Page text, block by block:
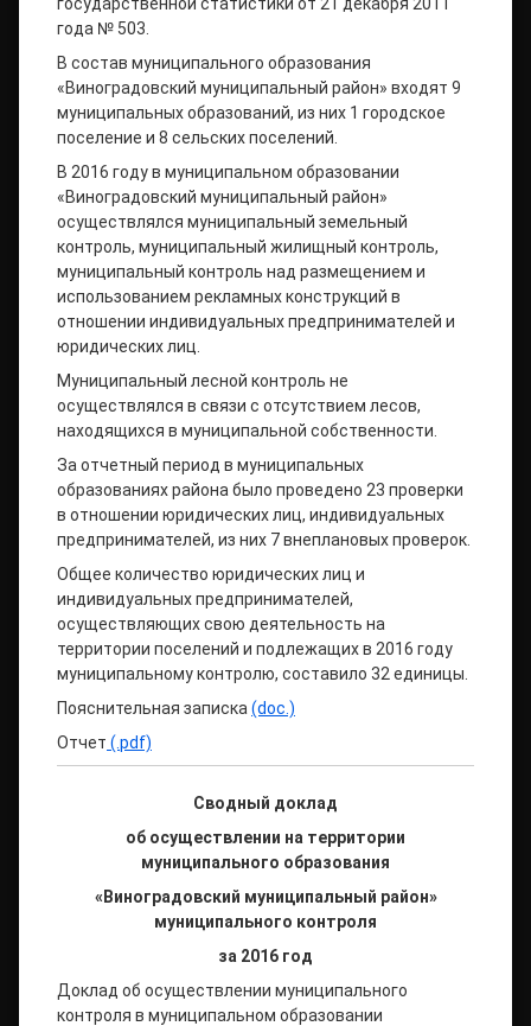
года № 503.
В состав муниципального образования
«Виноградовский муниципальный район» входят 9
муниципальных образований, из них 1 городское
поселение и 8 сельских поселений.
В 2016 году в муниципальном образовании
«Виноградовский муниципальный район»
осуществлялся муниципальный земельный
контроль, муниципальный жилищный контроль,
муниципальный контроль над размещением и
использованием рекламных конструкций в
отношении индивидуальных предпринимателей и
юридических лиц.
Муниципальный лесной контроль не
осуществлялся в связи с отсутствием лесов,
находящихся в муниципальной собственности.
За отчетный период в муниципальных
образованиях района было проведено 23 проверки
в отношении юридических лиц, индивидуальных
предпринимателей, из них 7 внеплановых проверок.
Общее количество юридических лиц и
индивидуальных предпринимателей,
осуществляющих свою деятельность на
территории поселений и подлежащих в 2016 году
муниципальному контролю, составило 32 единицы.
Пояснительная записка (doc.)
Отчет (.pdf)
Сводный доклад
об осуществлении на территории
муниципального образования
«Виноградовский муниципальный район»
муниципального контроля
за 2016 год
Доклад об осуществлении муниципального
контроля в муниципальном образовании